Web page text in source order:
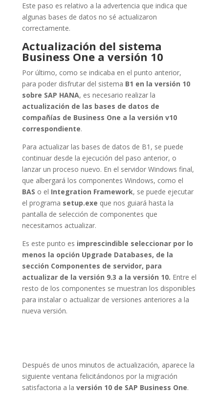
Este paso es relativo a la advertencia que indica que
algunas bases de datos no sé actualizaron
correctamente.
Actualización del sistema
Business One a versión 10
Por último, como se indicaba en el punto anterior,
para poder disfrutar del sistema B1 en la versión 10
sobre SAP HANA, es necesario realizar la
actualización de las bases de datos de
compañías de Business One a la versión v10
correspondiente.
Para actualizar las bases de datos de B1, se puede
continuar desde la ejecución del paso anterior, o
lanzar un proceso nuevo. En el servidor Windows final,
que albergará los componentes Windows, como el
BAS o el Integration Framework, se puede ejecutar
el programa setup.exe que nos guiará hasta la
pantalla de selección de componentes que
necesitamos actualizar.
Es este punto es imprescindible seleccionar por lo
menos la opción Upgrade Databases, de la
sección Componentes de servidor, para
actualizar de la versión 9.3 a la versión 10. Entre el
resto de los componentes se muestran los disponibles
para instalar o actualizar de versiones anteriores a la
nueva versión.
Después de unos minutos de actualización, aparece la
siguiente ventana felicitándonos por la migración
satisfactoria a la versión 10 de SAP Business One.